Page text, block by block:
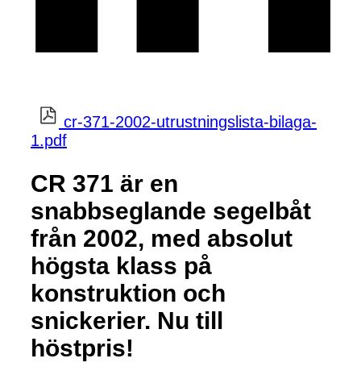
cr-371-2002-utrustningslista-bilaga-
1.pdf
CR 371 är en
snabbseglande segelbåt
från 2002, med absolut
högsta klass på
konstruktion och
snickerier. Nu till
höstpris!